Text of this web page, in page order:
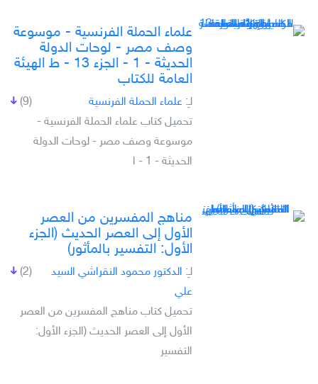
علماء الحملة الفرنسية - موسوعة
وصف مصر - لوحات الدولة
الحديثة - 1 - الجزء 13 - ط الهيئة
العامة للكتاب
(9) لـِ: علماء الحملة الفرنسية
تحميل كتاب علماء الحملة الفرنسية -
موسوعة وصف مصر - لوحات الدولة
الحديثة - 1 - ا
مناهج المفسرين من العصر
الأول إلى العصر الحديث (الجزء
الأول: التفسير بالمأثور)
(2) لـِ: الدكتور محمود النقراشي السيد
علي
تحميل كتاب مناهج المفسرين من العصر
الأول إلى العصر الحديث (الجزء الأول:
التفسير